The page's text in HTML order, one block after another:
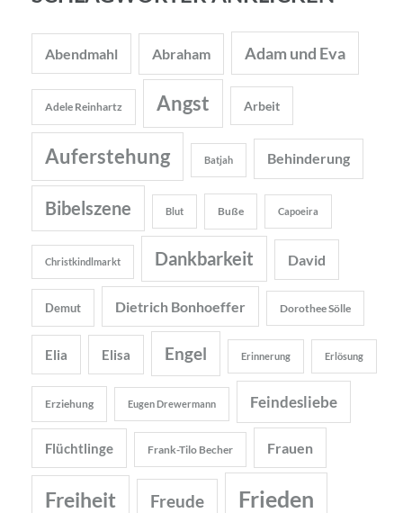
Abendmahl Abraham Adam und Eva
Adele Reinhartz Angst Arbeit
Auferstehung Batjah Behinderung
Bibelszene Blut Buße Capoeira
Christkindlmarkt Dankbarkeit David
Demut Dietrich Bonhoeffer Dorothee Sölle
Elia Elisa Engel Erinnerung Erlösung
Erziehung Eugen Drewermann Feindesliebe
Flüchtlinge Frank-Tilo Becher Frauen
Freiheit Freude Frieden